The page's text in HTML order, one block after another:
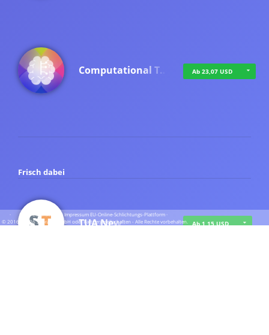
Computational T… Ab 23,07 USD
Frisch dabei
TUA News Ab 1,15 USD
· · ·Datenschutz · Impressum EU-Online-Schlichtungs-Plattform ·
© 2016 - 2026 SupraTix GmbH oder Partnergesellschaften - Alle Rechte vorbehalten.